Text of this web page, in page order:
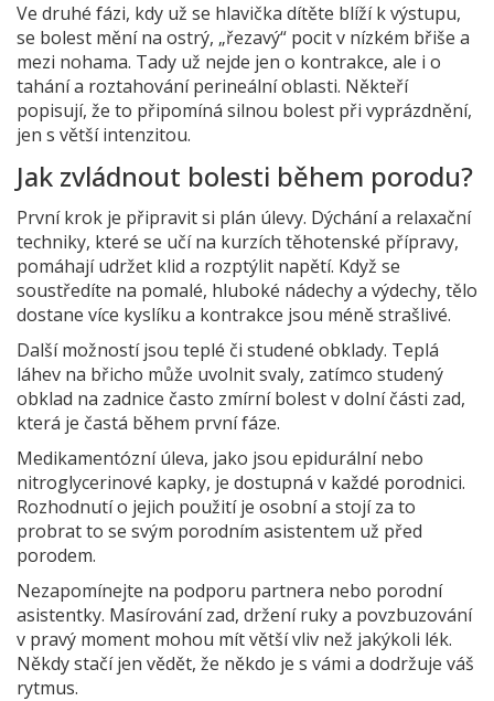
Ve druhé fázi, kdy už se hlavička dítěte blíží k výstupu,
se bolest mění na ostrý, „řezavý“ pocit v nízkém břiše a
mezi nohama. Tady už nejde jen o kontrakce, ale i o
tahání a roztahování perineální oblasti. Někteří
popisují, že to připomíná silnou bolest při vyprázdnění,
jen s větší intenzitou.
Jak zvládnout bolesti během porodu?
První krok je připravit si plán úlevy. Dýchání a relaxační
techniky, které se učí na kurzích těhotenské přípravy,
pomáhají udržet klid a rozptýlit napětí. Když se
soustředíte na pomalé, hluboké nádechy a výdechy, tělo
dostane více kyslíku a kontrakce jsou méně strašlivé.
Další možností jsou teplé či studené obklady. Teplá
láhev na břicho může uvolnit svaly, zatímco studený
obklad na zadnice často zmírní bolest v dolní části zad,
která je častá během první fáze.
Medikamentózní úleva, jako jsou epidurální nebo
nitroglycerinové kapky, je dostupná v každé porodnici.
Rozhodnutí o jejich použití je osobní a stojí za to
probrat to se svým porodním asistentem už před
porodem.
Nezapomínejte na podporu partnera nebo porodní
asistentky. Masírování zad, držení ruky a povzbuzování
v pravý moment mohou mít větší vliv než jakýkoli lék.
Někdy stačí jen vědět, že někdo je s vámi a dodržuje váš
rytmus.